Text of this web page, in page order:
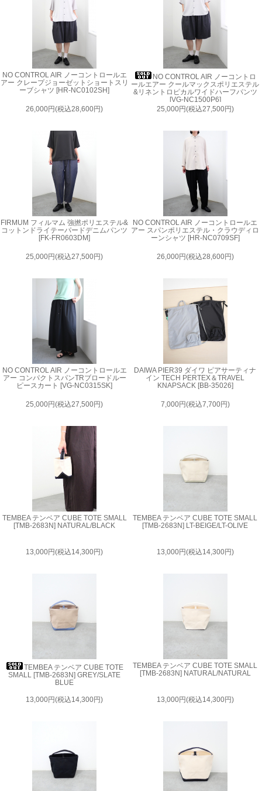
NO CONTROL AIR ノーコントロールエ
アー クレープジョーゼットショートスリ
ーブシャツ [HR-NC0102SH]
26,000円(税込28,600円)
NO CONTROL AIR ノーコントロ
ールエアー クールマックスポリエステル
&リネントロピカルワイドハーフパンツ
[VG-NC1500P6]
25,000円(税込27,500円)
FIRMUM フィルマム 強撚ポリエステル&
コットンドライテーパードデニムパンツ
[FK-FR0603DM]
25,000円(税込27,500円)
NO CONTROL AIR ノーコントロールエ
アー スパンポリエステル・クラウディロ
ーンシャツ [HR-NC0709SF]
26,000円(税込28,600円)
NO CONTROL AIR ノーコントロールエ
アー コンパクトスパンTRブロードルー
ピースカート [VG-NC0315SK]
25,000円(税込27,500円)
DAIWA PIER39 ダイワ ピアサーティナ
イン TECH PERTEX＆TRAVEL
KNAPSACK [BB-35026]
7,000円(税込7,700円)
TEMBEA テンベア CUBE TOTE SMALL
[TMB-2683N] NATURAL/BLACK
13,000円(税込14,300円)
TEMBEA テンベア CUBE TOTE SMALL
[TMB-2683N] LT-BEIGE/LT-OLIVE
13,000円(税込14,300円)
TEMBEA テンベア CUBE TOTE
SMALL [TMB-2683N] GREY/SLATE
BLUE
13,000円(税込14,300円)
TEMBEA テンベア CUBE TOTE SMALL
[TMB-2683N] NATURAL/NATURAL
13,000円(税込14,300円)